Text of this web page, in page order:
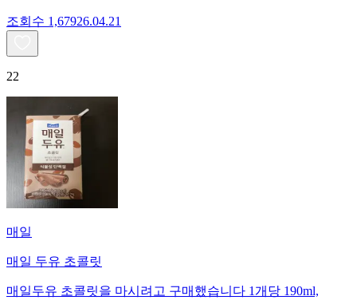
조회수 1,67926.04.21
22
매일
매일 두유 초콜릿
매일두유 초콜릿을 마시려고 구매했습니다 1개당 190ml,